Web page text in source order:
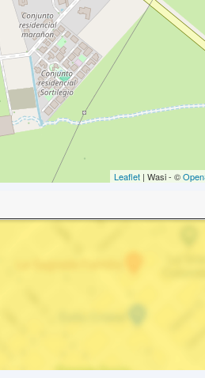
Leaflet | Wasi - ©